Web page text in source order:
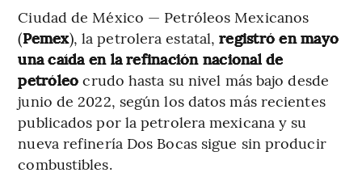
Ciudad de México — Petróleos Mexicanos
(Pemex), la petrolera estatal,registró en mayo
una caída en la refinación nacional de
petróleo crudo hasta su nivel más bajo desde
junio de 2022, según los datos más recientes
publicados por la petrolera mexicana y su
nueva refinería Dos Bocas sigue sin producir
combustibles.